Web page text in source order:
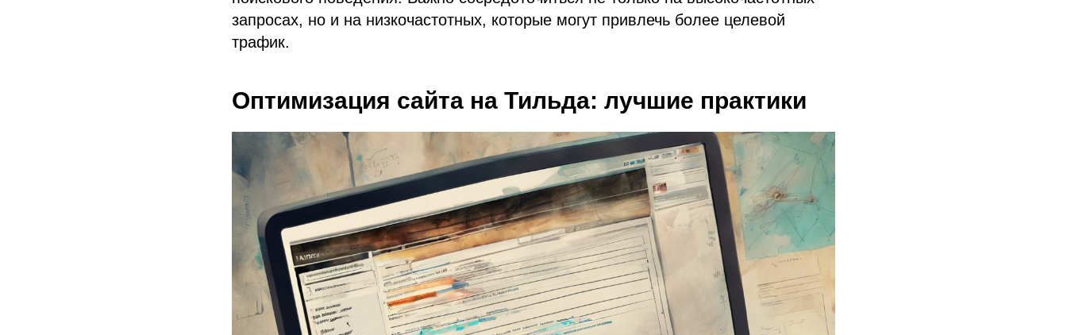
запросах, но и на низкочастотных, которые могут привлечь более целевой
трафик.
Оптимизация сайта на Тильда: лучшие практики